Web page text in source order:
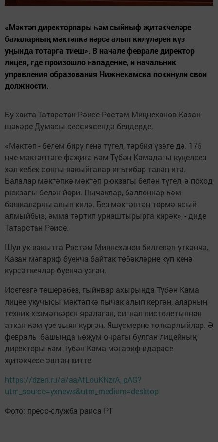
«Мәктәп директорлары һәм сыйныф җитәкчеләре
балаларның мәктәпкә нәрсә алып килүләрен күз
уңында тотарга тиеш». В начале феврале директор
лицея, где произошло нападение, и начальник
управления образования Нижнекамска покинули свои
должности.
Бу хакта Татарстан Рәисе Рөстәм Миңнеханов Казан
шәһәре Думасы сессиясендә белдерде.
«Мәктәп - белем бирү генә түгел, тәрбия үзәге дә. 175
нче мәктәптәге фаҗига һәм Түбән Камадагы күңелсез
хәл кебек соңгы вакыйгалар игътибар таләп итә.
Балалар мәктәпкә мәктәп рюкзагы белән түгел, ә поход
рюкзагы белән йөри. Пычаклар, баллоннар һәм
башкаларны алып килә. Без мәктәптән төрмә ясый
алмыйбыз, әмма тәртип урнаштырырга кирәк», - диде
Татарстан Рәисе.
Шул ук вакытта Рөстәм Миңнеханов билгеләп үткәнчә,
Казан мәгариф буенча байтак төбәкләрне күп кенә
күрсәткечләр буенча узган.
Исегезгә төшерәбез, гыйнвар ахырында Түбән Кама
лицее укучысы мәктәпкә пычак алып кергән, аларның
техник хезмәткәрен яралаган, сигнал пистолетыннан
аткан һәм үзе зыян күргән. Яшүсмерне тоткарлыйлар. Ә
февраль башында һөҗүм очрагы булган лицейның
директоры һәм Түбән Кама мәгариф идарәсе
җитәкчесе эштән китте.
https://dzen.ru/a/aaAtLouKNzrA_pAG?
utm_source=yxnews&utm_medium=desktop
Фото: пресс-служба раиса РТ